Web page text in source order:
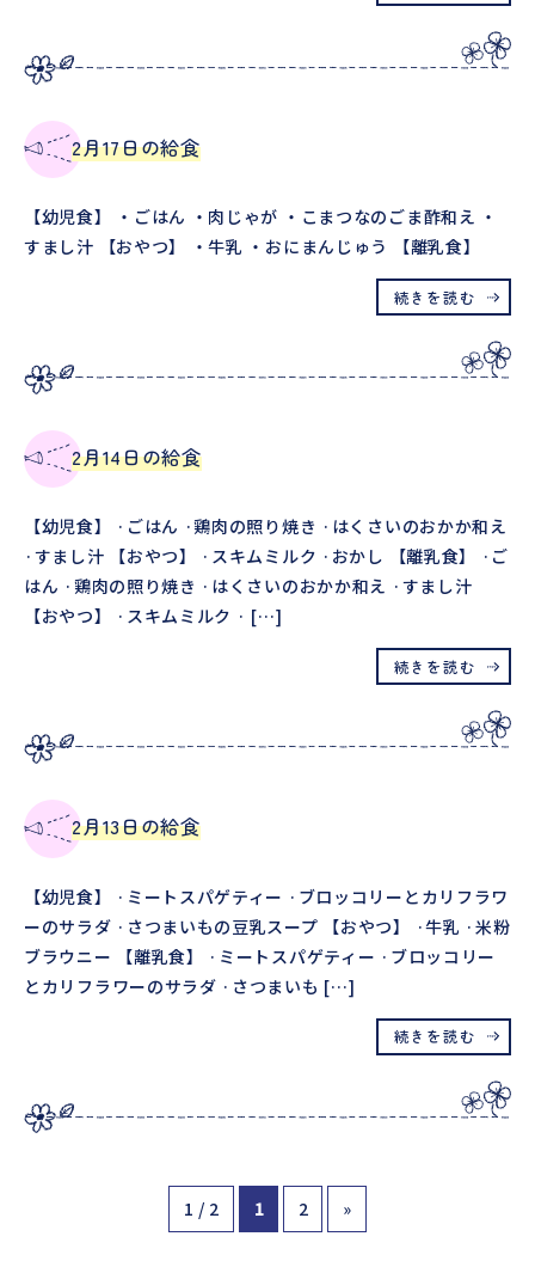
2月17日の給食
【幼児食】 ・ごはん ・肉じゃが ・こまつなのごま酢和え ・
すまし汁 【おやつ】 ・牛乳 ・おにまんじゅう 【離乳食】
続きを読む
2月14日の給食
【幼児食】 ·ごはん ·鶏肉の照り焼き ·はくさいのおかか和え
·すまし汁 【おやつ】 ·スキムミルク ·おかし 【離乳食】 ·ご
はん ·鶏肉の照り焼き ·はくさいのおかか和え ·すまし汁
【おやつ】 ·スキムミルク · […]
続きを読む
2月13日の給食
【幼児食】 ·ミートスパゲティー ·ブロッコリーとカリフラワ
ーのサラダ ·さつまいもの豆乳スープ 【おやつ】 ·牛乳 ·米粉
ブラウニー 【離乳食】 ·ミートスパゲティー ·ブロッコリー
とカリフラワーのサラダ ·さつまいも […]
続きを読む
1 / 2 1 2 »